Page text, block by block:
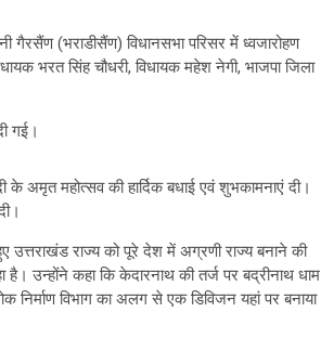
गैरसैंण (भराडीसैंण) विधानसभा परिसर में ध्वजारोहण
भरत सिंह चौधरी, विधायक महेश नेगी, भाजपा जिला
गई।
अमृत महोत्सव की हार्दिक बधाई एवं शुभकामनाएं दी।
राज्य को पूरे देश में अग्रणी राज्य बनाने की
है। उन्होंने कहा कि केदारनाथ की तर्ज पर बद्रीनाथ धाम
निर्माण विभाग का अलग से एक डिविजन यहां पर बनाया